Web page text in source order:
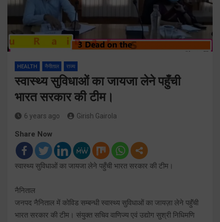
HEALTH नैनीताल राज्य
स्वास्थ्य सुविधाओं का जायजा लेने पहुँची
भारत सरकार की टीम।
6 years ago Girish Gairola
Share Now
स्वास्थ्य सुविधाओं का जायजा लेने पहुँची भारत सरकार की टीम।
नैनिताल
जनपद नैनिताल में कोविड सम्बन्धी स्वास्थ्य सुविधाओं का जायज़ा लेने पहुॅंची
भारत सरकार की टीम। संयुक्त सचिव वाणिज्य एवं उद्योग सुश्री निधिमणि